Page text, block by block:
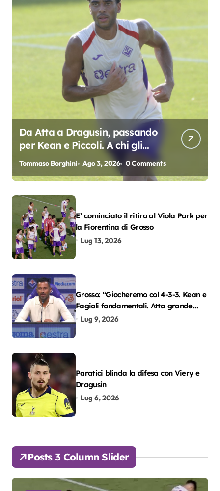
Da Atta a Dragusin, passando
per Kean e Piccoli. A chi gli
oscar del precampionato?
Tommaso Borghini Ago 3, 2026 0 Comments
E’ cominciato il ritiro al Viola Park per
la Fiorentina di Grosso
Lug 13, 2026
Grosso: “Giocheremo col 4-3-3. Kean e
Fagioli fondamentali. Atta grande
colpo”
Lug 9, 2026
Paratici blinda la difesa con Viery e
Dragusin
Lug 6, 2026
Posts 3 Column Slider